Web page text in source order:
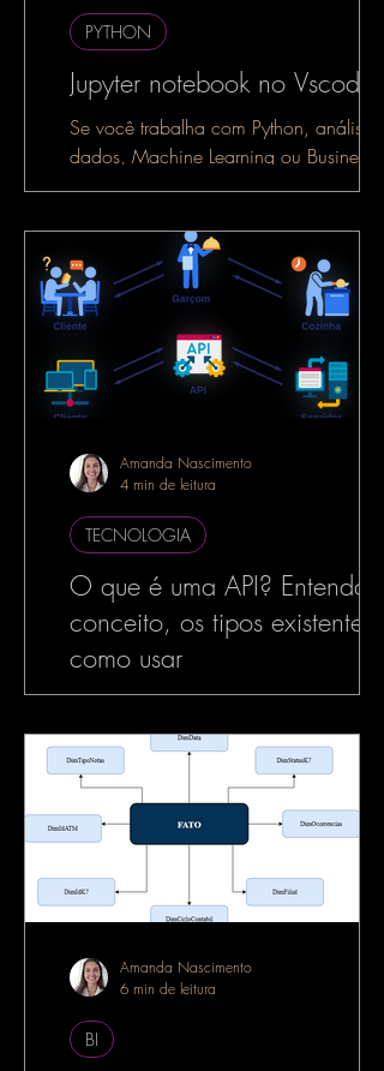
Jupyter notebook no Vscode
Se você trabalha com Python, análise de
dados, Machine Learning ou Business
Intelligence, é muito provável que já
PYTHON
O que é uma API? Entenda o
conceito, os tipos existentes e
como usar
No mundo da tecnologia,
no desenvolvimento de software, o termo
API é muito utilizado — e com razão. As
APIs estão por...
TECNOLOGIA
Amanda Nascimento
4 min de leitura
BI
Amanda Nascimento
6 min de leitura